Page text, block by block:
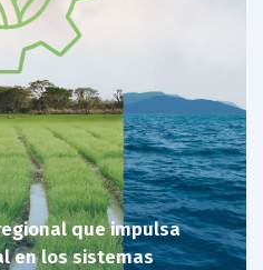
que impulsa
en los sistemas